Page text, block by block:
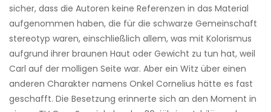
sicher, dass die Autoren keine Referenzen in das Material
aufgenommen haben, die für die schwarze Gemeinschaft
stereotyp waren, einschließlich allem, was mit Kolorismus
aufgrund ihrer braunen Haut oder Gewicht zu tun hat, weil
Carl auf der molligen Seite war. Aber ein Witz über einen
anderen Charakter namens Onkel Cornelius hätte es fast
geschafft. Die Besetzung erinnerte sich an den Moment in